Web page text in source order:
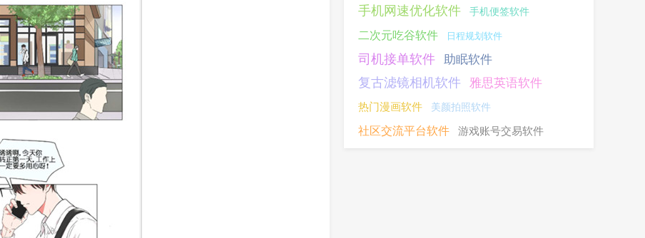
手机网速优化软件 手机便签软件
二次元吃谷软件 日程规划软件
司机接单软件 助眠软件
复古滤镜相机软件 雅思英语软件
热门漫画软件 美颜拍照软件
社区交流平台软件 游戏账号交易软件